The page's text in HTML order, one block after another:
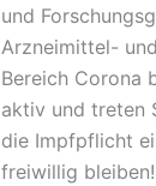
und
Arzneimittel-
Bereich Corona
aktiv und treten
die Impfpflicht
freiwillig bleiben!